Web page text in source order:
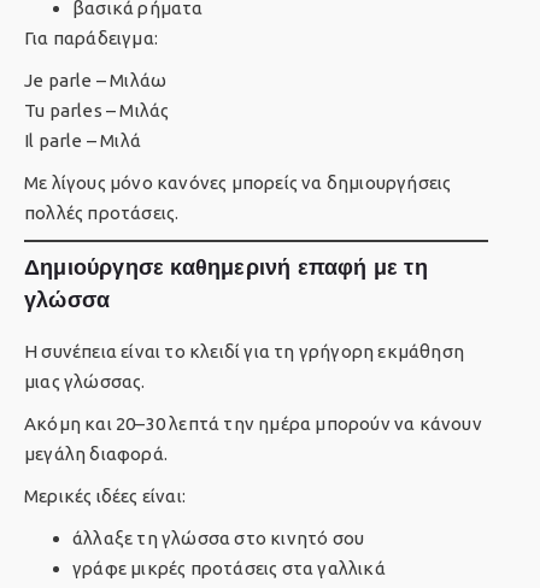
βασικά ρήματα
Για παράδειγμα:
Je parle – Μιλάω
Tu parles – Μιλάς
Il parle – Μιλά
Με λίγους μόνο κανόνες μπορείς να δημιουργήσεις
πολλές προτάσεις.
Δημιούργησε καθημερινή επαφή με τη
γλώσσα
Η συνέπεια είναι το κλειδί για τη γρήγορη εκμάθηση
μιας γλώσσας.
Ακόμη και 20–30 λεπτά την ημέρα μπορούν να κάνουν
μεγάλη διαφορά.
Μερικές ιδέες είναι:
άλλαξε τη γλώσσα στο κινητό σου
γράφε μικρές προτάσεις στα γαλλικά